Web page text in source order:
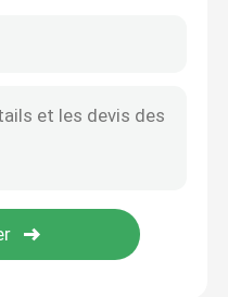
d'animal familier